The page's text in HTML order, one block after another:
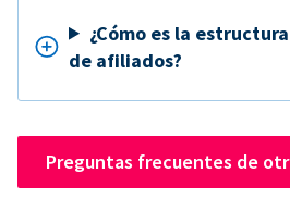
¿Cómo es la
de afiliados?
Preguntas frecuentes de